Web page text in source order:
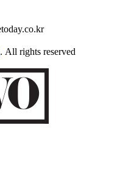
. All rights reserved